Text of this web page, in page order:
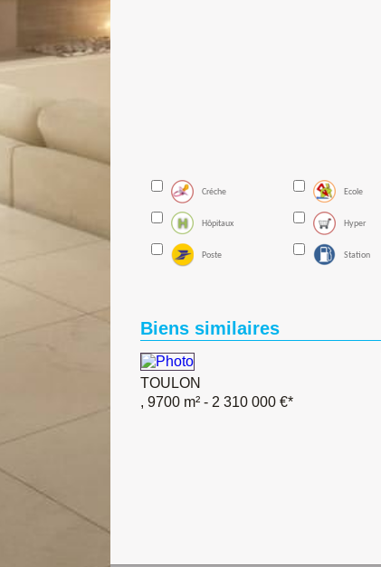
Créche Ecole
Hôpitaux Hyper
Poste Station
Biens similaires
TOULON
, 9700 m² - 2 310 000 €*